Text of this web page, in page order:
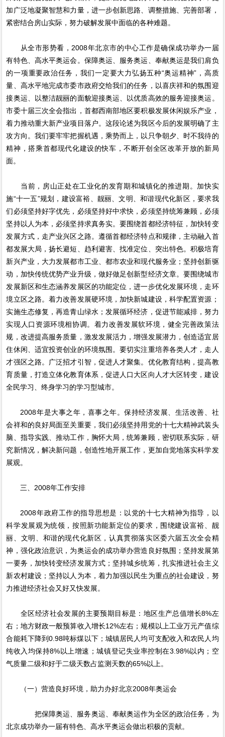
加广泛地凝聚智慧和力量，进一步创新思路、调整措施、完善部署，
紧密结合房山实际，努力破解发展中面临的各种难题。
从全市形势看，2008年北京市的中心工作是确保成功举办一届
有特色、高水平奥运会。保障奥运、服务奥运、奉献奥运是我们肩负
的一项重要政治任务，我们一定要大力弘扬五种“奥运精神”，高质
量、高水平地完成市委市政府交给我们的任务，以喜庆祥和的氛围迎
接奥运、以整洁靓丽的面貌迎接奥运、以优质高效的服务迎接奥运。
市委十届三次全会指出，首都西南部地区要积极发展休闲娱乐产业，
着力推动重大新产业项目落户。这段论述为我区今后的发展明确了主
攻方向。我们要牢牢把握机遇，乘势而上，以只争朝夕、时不我待的
精神，搭乘首都现代化建设的快车，不断开创全区改革开放的新局
面。
当前，房山正处在工业化的发育期和城镇化的推进期。加快实
施“十一五”规划，建设富裕、靓丽、文明、和谐现代化新区，要求我
们必须坚持好字优先，必须坚持好中求快，必须坚持统筹兼顾，必须
坚持以人为本，必须坚持求真务实。要围绕首都经济特征，加快转变
发展方式，走产业兴区之路。遵循首都经济特点和规律，主动融入首
都发展大局，扬长避短、趋利避害、找准定位、突出特色。积极培育
新兴产业，大力发展都市工业、都市农业和现代服务业；坚持创新驱
动，加快传统优势产业升级，做好做足创新型经济文章。要围绕城市
发展新区和生态涵养发展区的功能定位，进一步优化发展环境，走环
境立区之路。着力改善发展硬环境，加快新城建设，科学配置资源；
实施生态修复，再造青山绿水；发展循环经济，促进节能减排，努力
实现人口资源环境相协调。着力改善发展软环境，健全完善政策法
规，改进提高服务质量，激发发展活力，增强发展潜力，创造适宜居
住休闲、适宜投资创业的环境氛围。要切实注重培养各类人才，走人
才强区之路。广泛招才引智，促进人才聚集。优化教育结构，提高教
育质量，打造立体化教育体系，促进人口大区向人才大区转变，建设
全民学习、终身学习的学习型城市。
2008年是大事之年，喜事之年。保持经济发展、生活改善、社
会祥和的良好局面至关重要，我们必须坚持用党的十七大精神武装头
脑、指导实践、推动工作，胸怀大局，统筹兼顾，密切联系实际，研
究新情况，解决新问题，创造性地开展工作，更加自觉地落实科学发
展观。
三、2008年工作安排
2008年政府工作的指导思想是：以党的十七大精神为指导，以
科学发展观为统领，按照新功能新定位的要求，围绕建设富裕、靓
丽、文明、和谐的现代化新区，认真贯彻落实区委六届五次全会精
神，强化政治意识，为奥运会的成功举办营造良好氛围；坚持发展第
一要务，加快转变经济发展方式；坚持城乡统筹，扎实推进社会主义
新农村建设；坚持以人为本，着力加强以民生为重点的社会建设，努
力推进经济社会又好又快发展。
全区经济社会发展的主要预期目标是：地区生产总值增长8%左
右；地方财政一般预算收入增长12%左右；规模以上工业万元产值综
合能耗下降到0.98吨标煤以下；城镇居民人均可支配收入和农民人均
纯收入均保持8%以上增速；城镇登记失业率控制在3.98%以内；空
气质量二级和好于二级天数占监测天数的65%以上。
（一）营造良好环境，助力办好北京2008年奥运会
把保障奥运、服务奥运、奉献奥运作为全区的政治任务，为
北京成功举办一届有特色、高水平奥运会做出积极的贡献。